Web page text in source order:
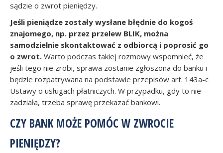
sądzie o zwrot pieniędzy.
Jeśli pieniądze zostały wysłane błędnie do kogoś
znajomego, np. przez przelew BLIK, można
samodzielnie skontaktować z odbiorcą i poprosić go
o zwrot. Warto podczas takiej rozmowy wspomnieć, że
jeśli tego nie zrobi, sprawa zostanie zgłoszona do banku i
będzie rozpatrywana na podstawie przepisów art. 143a-c
Ustawy o usługach płatniczych. W przypadku, gdy to nie
zadziała, trzeba sprawę przekazać bankowi.
CZY BANK MOŻE POMÓC W ZWROCIE
PIENIĘDZY?